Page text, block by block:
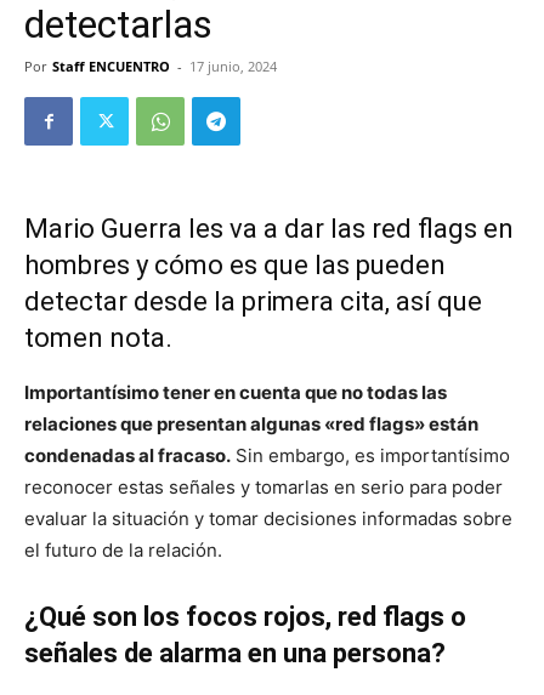
detectarlas
Por Staff ENCUENTRO - 17 junio, 2024
Mario Guerra les va a dar las red flags en
hombres y cómo es que las pueden
detectar desde la primera cita, así que
tomen nota.
Importantísimo tener en cuenta que no todas las
relaciones que presentan algunas «red flags» están
condenadas al fracaso. Sin embargo, es importantísimo
reconocer estas señales y tomarlas en serio para poder
evaluar la situación y tomar decisiones informadas sobre
el futuro de la relación.
¿Qué son los focos rojos, red flags o
señales de alarma en una persona?